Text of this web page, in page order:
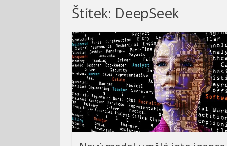
Štítek: DeepSeek